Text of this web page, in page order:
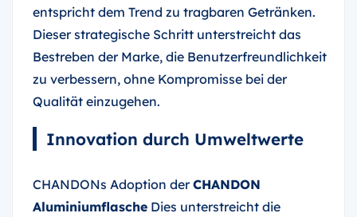
entspricht dem Trend zu tragbaren Getränken.
Dieser strategische Schritt unterstreicht das
Bestreben der Marke, die Benutzerfreundlichkeit
zu verbessern, ohne Kompromisse bei der
Qualität einzugehen.
Innovation durch Umweltwerte
CHANDONs Adoption derCHANDON
Aluminiumflasche Dies unterstreicht die